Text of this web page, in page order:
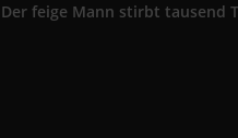
Der feige Mann stirbt tausend